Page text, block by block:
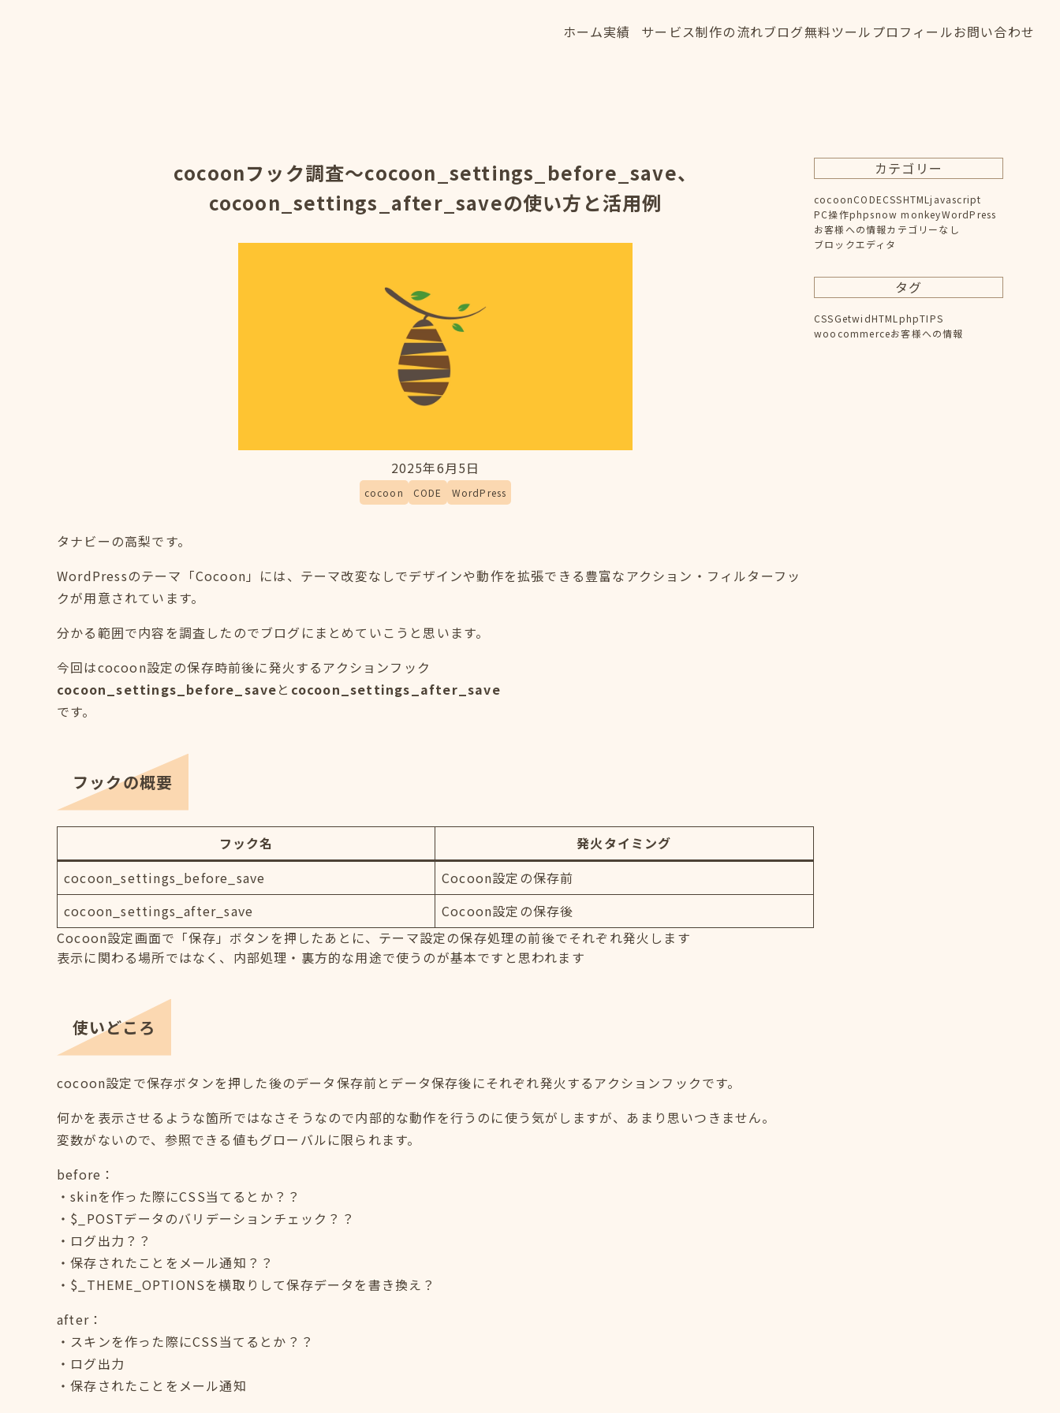
ホーム実績
サービス制作の流れブログ無料ツール プロフィールお問い合わせ
cocoonフック調査～cocoon_settings_before_save、
cocoon_settings_after_saveの使い方と活用例
2025年6月5日
cocoon CODE WordPress
タナビーの高梨です。
WordPressのテーマ「Cocoon」には、テーマ改変なしでデザインや動作を拡張できる豊富なアクション・フィルターフッ
クが用意されています。
分かる範囲で内容を調査したのでブログにまとめていこうと思います。
今回はcocoon設定の保存時前後に発火するアクションフック
cocoon_settings_before_saveと cocoon_settings_after_save
です。
フックの概要
フック名
発火タイミング
cocoon_settings_before_save
Cocoon設定の保存前
cocoon_settings_after_save
Cocoon設定の保存後
Cocoon設定画面で「保存」ボタンを押したあとに、テーマ設定の保存処理の前後でそれぞれ発火します
表示に関わる場所ではなく、内部処理・裏方的な用途で使うのが基本ですと思われます
使いどころ
cocoon設定で保存ボタンを押した後のデータ保存前とデータ保存後にそれぞれ発火するアクションフックです。
何かを表示させるような箇所ではなさそうなので内部的な動作を行うのに使う気がしますが、あまり思いつきません。
変数がないので、参照できる値もグローバルに限られます。
before：
・skinを作った際にCSS当てるとか？？
・$_POSTデータのバリデーションチェック？？
・ログ出力？？
・保存されたことをメール通知？？
・$_THEME_OPTIONSを横取りして保存データを書き換え？
after：
・スキンを作った際にCSS当てるとか？？
・ログ出力
・保存されたことをメール通知
カテゴリー
cocoonCODECSSHTMLjavascript
PC操作phpsnow monkeyWordPress
お客様への情報カテゴリーなし
ブロックエディタ
タグ
CSSGetwidHTML phpTIPS
woocommerceお客様への情報